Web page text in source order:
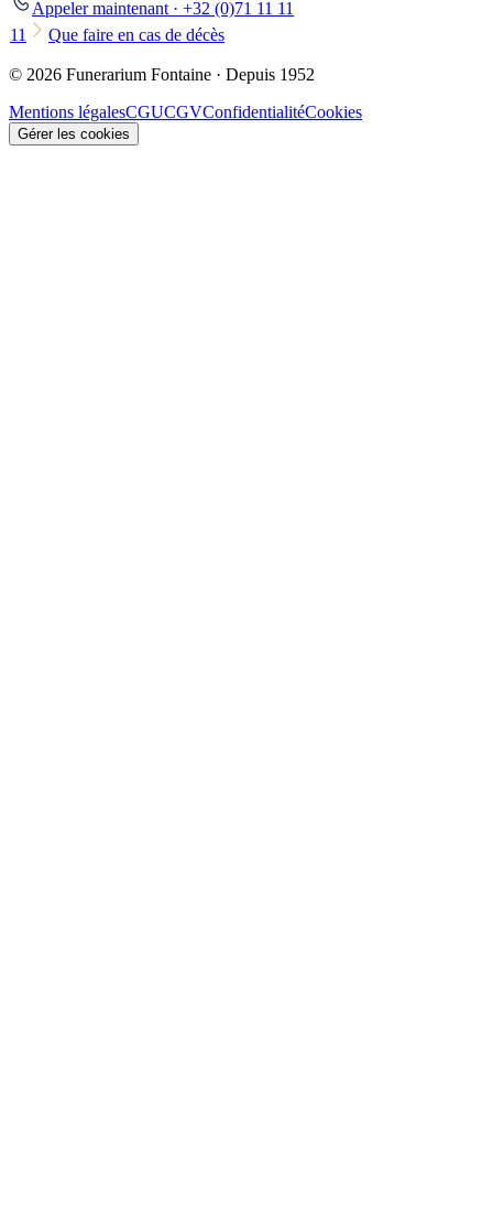
Appeler maintenant · +32 (0)71 11 11
11
Que faire en cas de décès
© 2026 Funerarium Fontaine · Depuis 1952
Mentions légalesCGUCGVConfidentialitéCookies
Gérer les cookies